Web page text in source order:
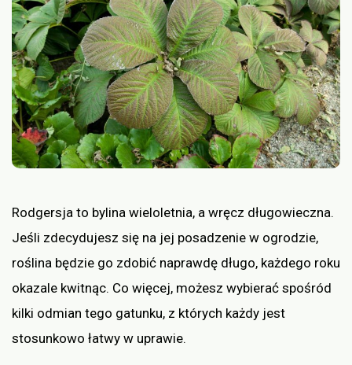
Rodgersja to bylina wieloletnia, a wręcz długowieczna.
Jeśli zdecydujesz się na jej posadzenie w ogrodzie,
roślina będzie go zdobić naprawdę długo, każdego roku
okazale kwitnąc. Co więcej, możesz wybierać spośród
kilki odmian tego gatunku, z których każdy jest
stosunkowo łatwy w uprawie.